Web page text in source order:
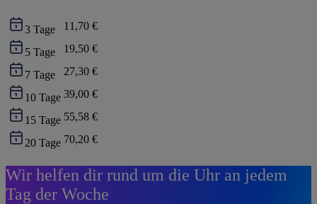
3 Tage 11,70 €
5 Tage 19,50 €
7 Tage 27,30 €
10 Tage 39,00 €
15 Tage 55,58 €
20 Tage 70,20 €
Wir helfen dir rund um die Uhr an jedem
Tag der Woche